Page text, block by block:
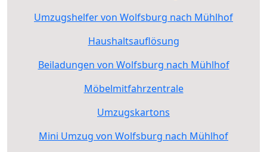
Umzugshelfer von Wolfsburg nach Mühlhof
Haushaltsauflösung
Beiladungen von Wolfsburg nach Mühlhof
Möbelmitfahrzentrale
Umzugskartons
Mini Umzug von Wolfsburg nach Mühlhof